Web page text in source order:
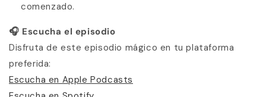
comenzado.
🎧 Escucha el episodio
Disfruta de este episodio mágico en tu plataforma
preferida:
Escucha en Apple Podcasts